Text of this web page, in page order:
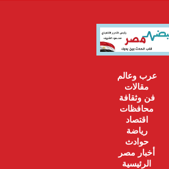
عرب وعالم
مقالات
فن وثقافة
محافظات
اقتصاد
رياضة
حوادث
أخبار مصر
الرئيسية